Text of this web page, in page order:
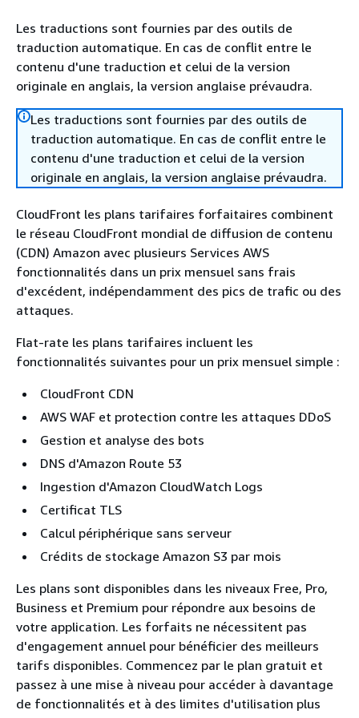
Les traductions sont fournies par des outils de
traduction automatique. En cas de conflit entre le
contenu d'une traduction et celui de la version
originale en anglais, la version anglaise prévaudra.
Les traductions sont fournies par des outils de
traduction automatique. En cas de conflit entre le
contenu d'une traduction et celui de la version
originale en anglais, la version anglaise prévaudra.
CloudFront les plans tarifaires forfaitaires combinent
le réseau CloudFront mondial de diffusion de contenu
(CDN) Amazon avec plusieurs Services AWS
fonctionnalités dans un prix mensuel sans frais
d'excédent, indépendamment des pics de trafic ou des
attaques.
Flat-rate les plans tarifaires incluent les
fonctionnalités suivantes pour un prix mensuel simple :
CloudFront CDN
AWS WAF et protection contre les attaques DDoS
Gestion et analyse des bots
DNS d'Amazon Route 53
Ingestion d'Amazon CloudWatch Logs
Certificat TLS
Calcul périphérique sans serveur
Crédits de stockage Amazon S3 par mois
Les plans sont disponibles dans les niveaux Free, Pro,
Business et Premium pour répondre aux besoins de
votre application. Les forfaits ne nécessitent pas
d'engagement annuel pour bénéficier des meilleurs
tarifs disponibles. Commencez par le plan gratuit et
passez à une mise à niveau pour accéder à davantage
de fonctionnalités et à des limites d'utilisation plus